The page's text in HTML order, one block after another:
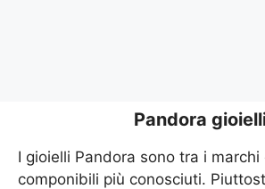
Pandora
I gioielli Pandora sono tra i marchi
componibili più conosciuti.